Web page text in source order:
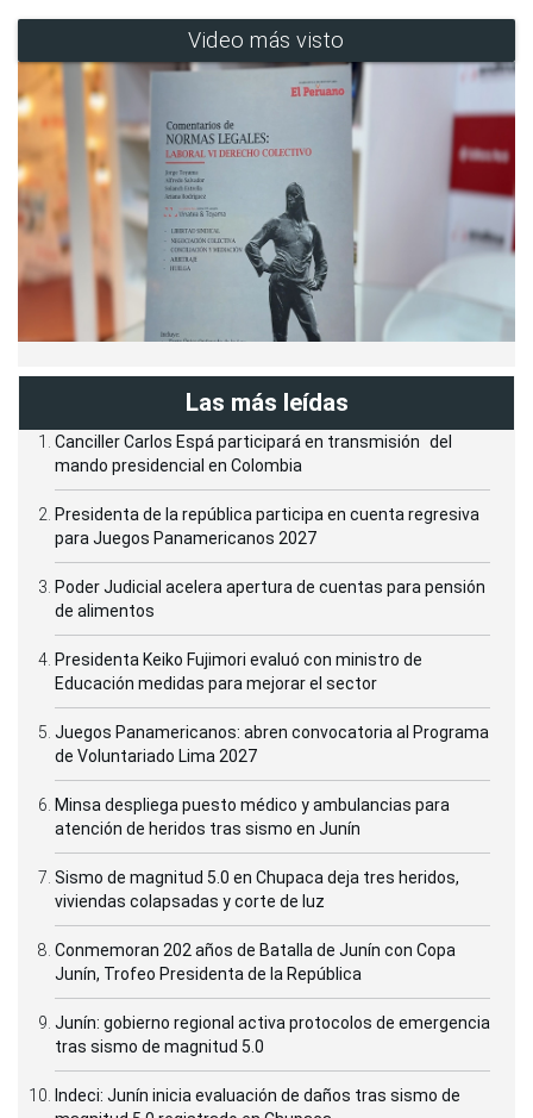
Video más visto
Las más leídas
Canciller Carlos Espá participará en transmisión del
mando presidencial en Colombia
Presidenta de la república participa en cuenta regresiva
para Juegos Panamericanos 2027
Poder Judicial acelera apertura de cuentas para pensión
de alimentos
Presidenta Keiko Fujimori evaluó con ministro de
Educación medidas para mejorar el sector
Juegos Panamericanos: abren convocatoria al Programa
de Voluntariado Lima 2027
Minsa despliega puesto médico y ambulancias para
atención de heridos tras sismo en Junín
Sismo de magnitud 5.0 en Chupaca deja tres heridos,
viviendas colapsadas y corte de luz
Conmemoran 202 años de Batalla de Junín con Copa
Junín, Trofeo Presidenta de la República
Junín: gobierno regional activa protocolos de emergencia
tras sismo de magnitud 5.0
Indeci: Junín inicia evaluación de daños tras sismo de